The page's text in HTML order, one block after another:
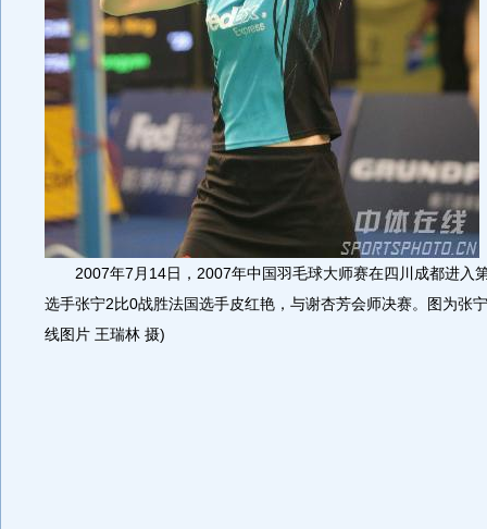
2007年7月14日，2007年中国羽毛球大师赛在四川成都进入
选手张宁2比0战胜法国选手皮红艳，与谢杏芳会师决赛。图为张
线图片 王瑞林 摄)